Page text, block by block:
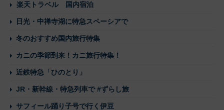
楽天トラベル 国内宿泊
日光・中禅寺湖に特急スペーシアで
冬のおすすめ国内旅行特集
カニの季節到来！カニ旅行特集！
近鉄特急「ひのとり」
JR・新幹線・特急列車で #ずらし旅
サフィール踊り子号で行く伊豆